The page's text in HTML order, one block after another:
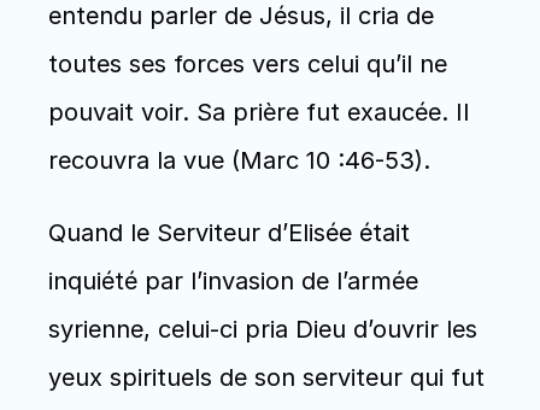
entendu parler de Jésus, il cria de
toutes ses forces vers celui qu’il ne
pouvait voir. Sa prière fut exaucée. Il
recouvra la vue (Marc 10 :46-53).
Quand le Serviteur d’Elisée était
inquiété par l’invasion de l’armée
syrienne, celui-ci pria Dieu d’ouvrir les
yeux spirituels de son serviteur qui fut